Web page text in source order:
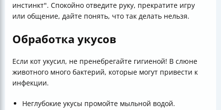
инстинкт". Спокойно отведите руку, прекратите игру
или общение, дайте понять, что так делать нельзя.
Обработка укусов
Если кот укусил, не пренебрегайте гигиеной! В слюне
животного много бактерий, которые могут привести к
инфекции.
Неглубокие укусы промойте мыльной водой.